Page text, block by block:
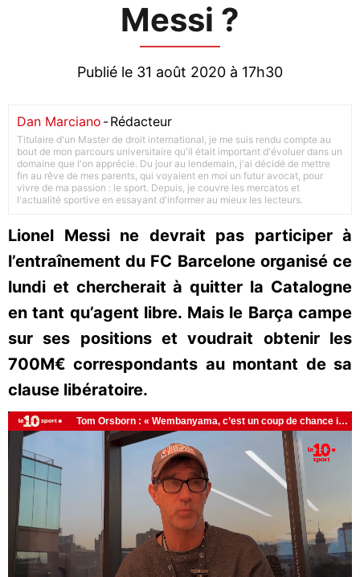
Messi ?
Publié le 31 août 2020 à 17h30
Dan Marciano -Rédacteur
Titulaire d'un Master de droit international, je me suis rendu compte au
bout de mon parcours universitaire qu'il était important d'évoluer dans un
domaine que l'on apprécie. Du jour au lendemain, j'ai décidé de mettre
fin au rêve de mes parents, qui voyaient en moi un futur avocat, pour
vivre de ma passion : le sport. Depuis, je couvre les mercatos et
l'actualité sportive en essayant d'informer au mieux les lecteurs.
Lionel Messi ne devrait pas participer à
l’entraînement du FC Barcelone organisé ce
lundi et chercherait à quitter la Catalogne
en tant qu’agent libre. Mais le Barça campe
sur ses positions et voudrait obtenir les
700M€ correspondants au montant de sa
clause libératoire.